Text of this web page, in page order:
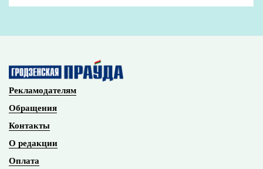
Рекламодателям
Обращения
Контакты
О редакции
Оплата